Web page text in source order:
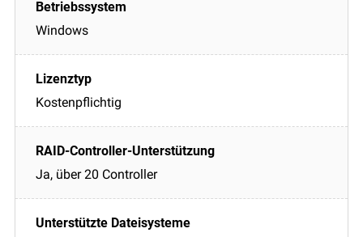
Windows
Kostenpflichtig
Ja, über 20 Controller